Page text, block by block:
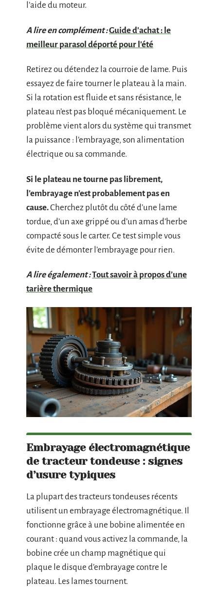
l’aide du moteur.
A lire en complément :Guide d'achat : le
meilleur parasol déporté pour l'été
Retirez ou détendez la courroie de lame. Puis
essayez de faire tourner le plateau à la main.
Si la rotation est fluide et sans résistance, le
plateau n’est pas bloqué mécaniquement. Le
problème vient alors du système qui transmet
la puissance : l’embrayage, son alimentation
électrique ou sa commande.
Si le plateau ne tourne pas librement,
l’embrayage n’est probablement pas en
cause.Cherchez plutôt du côté d’une lame
tordue, d’un axe grippé ou d’un amas d’herbe
compacté sous le carter. Ce test simple vous
évite de démonter l’embrayage pour rien.
A lire également :Tout savoir à propos d’une
tarière thermique
Embrayage électromagnétique
de tracteur tondeuse : signes
d’usure typiques
La plupart des tracteurs tondeuses récents
utilisent un embrayage électromagnétique. Il
fonctionne grâce à une bobine alimentée en
courant : quand vous activez la commande, la
bobine crée un champ magnétique qui
plaque le disque d’embrayage contre le
plateau. Les lames tournent.